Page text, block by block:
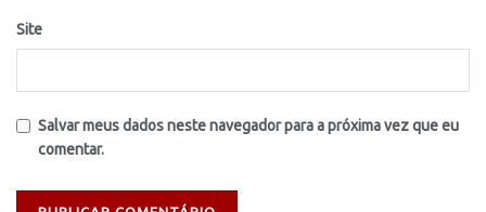
Site
Salvar meus dados neste navegador para a próxima vez que eu
comentar.